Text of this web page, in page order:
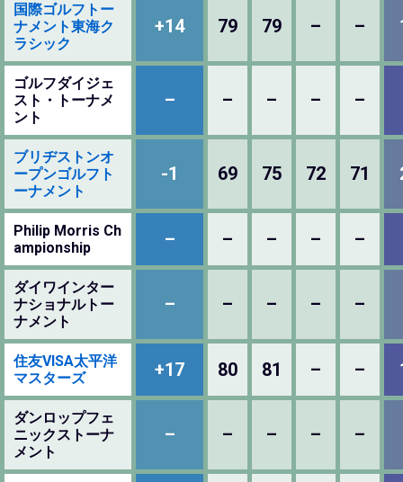
国際ゴルフトー
ナメント東海ク
ラシック
+14 79 79 – –
ゴルフダイジェ
スト・トーナメ
ント
– – – – –
ブリヂストンオ
ープンゴルフト
ーナメント
-1 69 75 72 71
Philip Morris Ch
ampionship
– – – – –
ダイワインター
ナショナルトー
ナメント
– – – – –
住友VISA太平洋
マスターズ
+17 80 81 – –
ダンロップフェ
ニックストーナ
メント
– – – – –